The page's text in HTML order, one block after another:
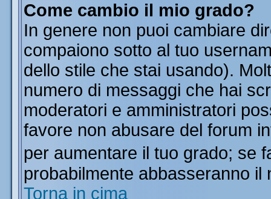
Come cambio il mio grado?
In genere non puoi cambiare
compaiono sotto al tuo
dello stile che stai usando).
numero di messaggi che hai
moderatori e amministratori
favore non abusare del forum
per aumentare il tuo grado; se
probabilmente abbasseranno il
Torna in cima